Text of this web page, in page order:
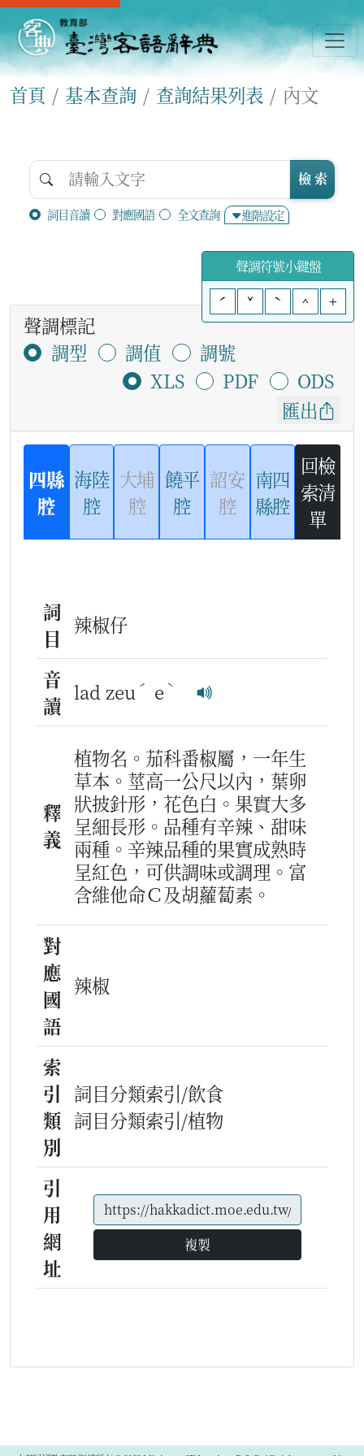
首頁 基本查詢 查詢結果列表 內文
詞目音讀 對應國語 全文查詢 進階設定
檢 索
聲調符號小鍵盤
ˊ
ˇ ˋ ^ +
聲調標記
調型
調值
調號
XLS
PDF
ODS
匯出
四縣
腔
海陸
腔
大埔
腔
饒平
腔
詔安
腔
南四
縣腔
回檢
索清
單
詞
目
辣椒仔
音
讀
lad zeu ˊ e ˋ
釋
義
植物名。茄科番椒屬，一年生
草本。莖高一公尺以內，葉卵
狀披針形，花色白。果實大多
呈細長形。品種有辛辣、甜味
兩種。辛辣品種的果實成熟時
呈紅色，可供調味或調理。富
含維他命Ｃ及胡蘿蔔素。
對
應
國
語
辣椒
索
引
類
別
詞目分類索引/飲食
詞目分類索引/植物
引
用
網
址
複製